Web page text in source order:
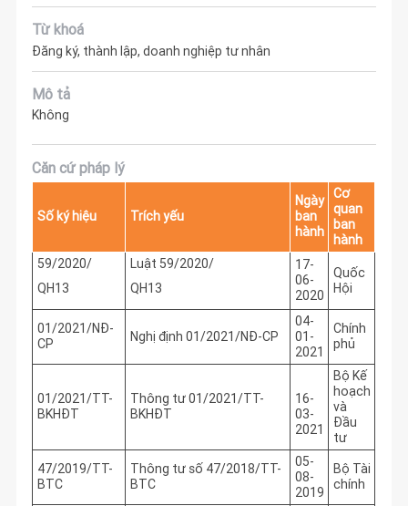
Từ khoá
Đăng ký, thành lập, doanh nghiệp tư nhân
Mô tả
Không
Căn cứ pháp lý
Số ký hiệu Trích yếu
Ngày
ban
hành
Cơ
quan
ban
hành
59/2020/
QH13
Luật 59/2020/
QH13
17-
06-
2020
Quốc
Hội
01/2021/NĐ-
CP
Nghị định 01/2021/NĐ-CP
04-
01-
2021
Chính
phủ
01/2021/TT-
BKHĐT
Thông tư 01/2021/TT-
BKHĐT
16-
03-
2021
Bộ Kế
hoạch
và
Đầu
tư
47/2019/TT-
BTC
Thông tư số 47/2018/TT-
BTC
05-
08-
2019
Bộ Tài
chính